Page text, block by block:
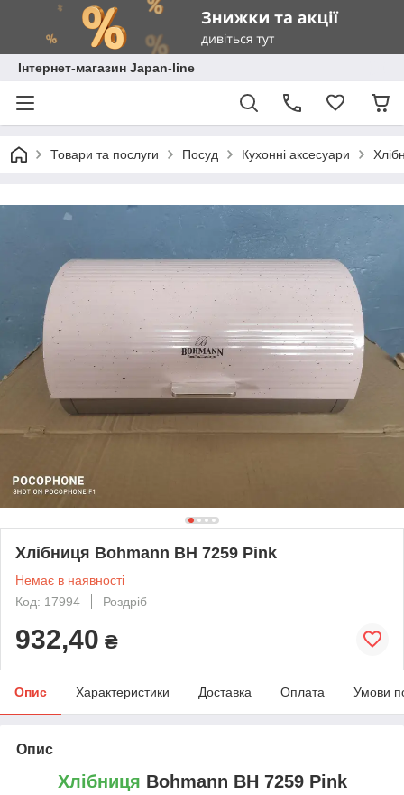
Інтернет-магазин Japan-line
Товари та послуги Посуд Кухонні аксесуари
Хлібниця Bohmann BH 7259 Pink
Немає в наявності
Код: 17994
Роздріб
932,40 ₴
Опис Характеристики Доставка Оплата Умови
Опис
Хлібниця Bohmann BH 7259 Pink